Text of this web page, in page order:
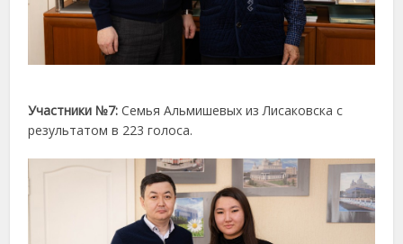
Участники №7: Семья Альмишевых из Лисаковска с
результатом в 223 голоса.